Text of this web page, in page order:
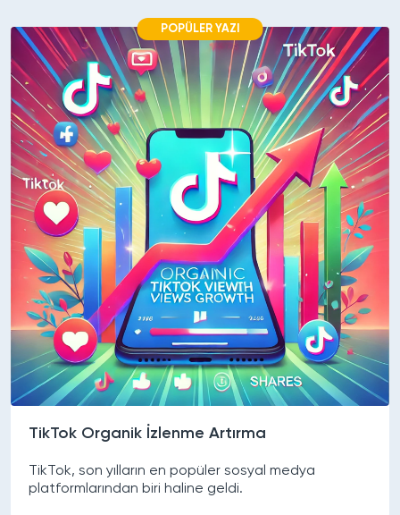
POPÜLER YAZI
TikTok Organik İzlenme Artırma
TikTok, son yılların en popüler sosyal medya
platformlarından biri haline geldi.